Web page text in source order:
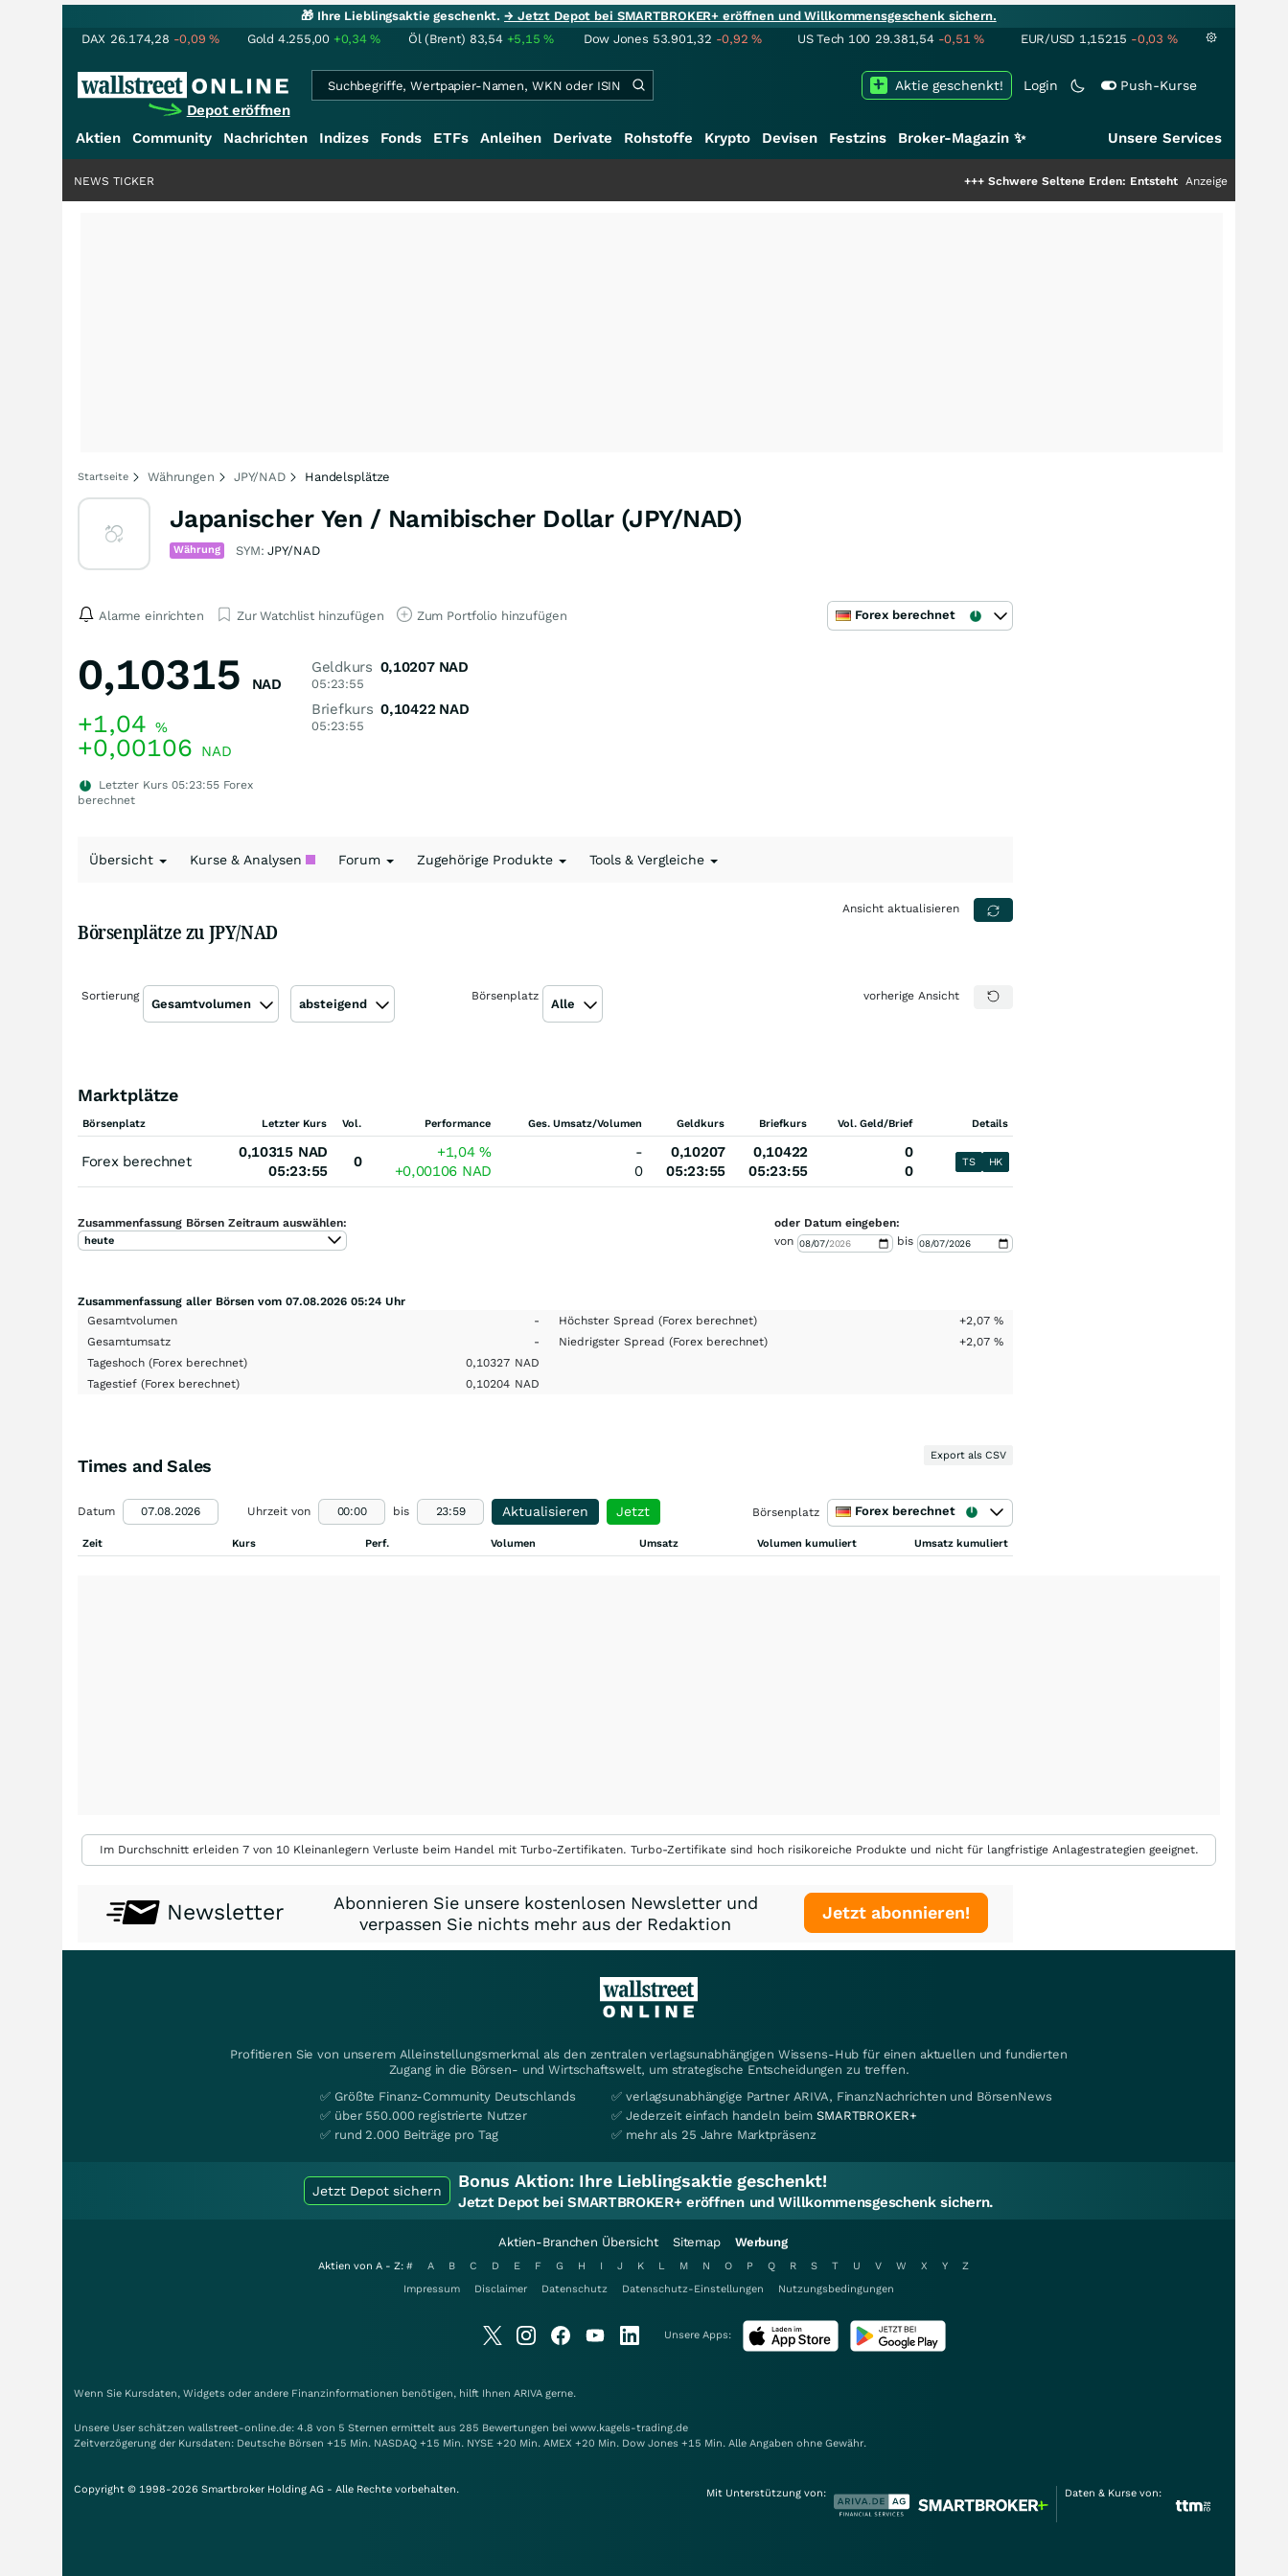
🎁 Ihre Lieblingsaktie geschenkt.→ Jetzt Depot bei SMARTBROKER+ eröffnen und Willkommensgeschenk sichern.
DAX 26.174,28 -0,09% Gold 4.255,00 +0,34% Öl (Brent) 83,54 +5,15% Dow Jones 53.901,32 -0,92% US Tech 100 29.381,54 -0,51% EUR/USD 1,15215 -0,03 %
Depot eröffnen
Login Push-Kurse
Aktie geschenkt!
Aktien Community Nachrichten Indizes Fonds ETFs Anleihen Derivate Rohstoffe Krypto Devisen Festzins Broker-Magazin ✨ Unsere Services
Schwere Seltene Erden: Entsteht hier die nächste
Anzeige
NEWS TICKER
Startseite Währungen JPY/NAD Handelsplätze
Japanischer Yen / Namibischer Dollar (JPY/NAD)
Währung SYM:JPY/NAD
Alarme einrichten Zur Watchlist hinzufügen Zum Portfolio hinzufügen Forex berechnet
0,10315 NAD
+1,04 %
+0,00106 NAD
Letzter Kurs 05:23:55 Forex
berechnet
Geldkurs
05:23:55
0,10207 NAD
Briefkurs
05:23:55
0,10422 NAD
Übersicht Kurse & Analysen Forum Zugehörige Produkte Tools & Vergleiche
Börsenplätze zu JPY/NAD
Ansicht aktualisieren
Sortierung
Gesamtvolumen absteigend
Börsenplatz
Alle
vorherige Ansicht
Marktplätze
Börsenplatz Letzter Kurs Vol. Performance Ges. Umsatz/Volumen Geldkurs Briefkurs Vol. Geld/Brief Details
Forex berechnet
0,10315 NAD
05:23:55
0
+1,04%
+0,00106 NAD
-
0
0,10207
05:23:55
0,10422
05:23:55
0
0
TS HK
Zusammenfassung Börsen Zeitraum auswählen:
heute
oder Datum eingeben:
von
bis
Zusammenfassung aller Börsen vom 07.08.2026 05:24 Uhr
Gesamtvolumen
- Höchster Spread(Forex berechnet) +2,07 %
Gesamtumsatz
- Niedrigster Spread(Forex berechnet) +2,07 %
Tageshoch (Forex berechnet) 0,10327 NAD
Tagestief (Forex berechnet) 0,10204 NAD
Times and Sales
Export als CSV
Datum Uhrzeit von bis Aktualisieren Jetzt Börsenplatz Forex berechnet
Zeit Kurs Perf. Volumen Umsatz Volumen kumuliert Umsatz kumuliert
Im Durchschnitt erleiden 7 von 10 Kleinanlegern Verluste beim Handel mit Turbo-Zertifikaten. Turbo-Zertifikate sind hoch risikoreiche Produkte und nicht für langfristige Anlagestrategien geeignet.
Newsletter
Abonnieren Sie unsere kostenlosen Newsletter und
verpassen Sie nichts mehr aus der Redaktion
Jetzt abonnieren!
Profitieren Sie von unserem Alleinstellungsmerkmal als den zentralen verlagsunabhängigen Wissens-Hub für einen aktuellen und fundierten
Zugang in die Börsen- und Wirtschaftswelt, um strategische Entscheidungen zu treffen.
✅ Größte Finanz-Community Deutschlands
✅ über 550.000 registrierte Nutzer
✅ rund 2.000 Beiträge pro Tag
✅ verlagsunabhängige Partner ARIVA, FinanzNachrichten und BörsenNews
✅ Jederzeit einfach handeln beimSMARTBROKER+
✅ mehr als 25 Jahre Marktpräsenz
Jetzt Depot sichern Bonus Aktion: Ihre Lieblingsaktie geschenkt!
Jetzt Depot bei SMARTBROKER+ eröffnen und Willkommensgeschenk sichern.
Aktien-Branchen Übersicht Sitemap Werbung
Aktien von A - Z: # A B C D E F G H I J K L M N O P Q R S T U V W X Y
Z
Impressum
Disclaimer Datenschutz Datenschutz-Einstellungen Nutzungsbedingungen
Unsere Apps:
Wenn Sie Kursdaten, Widgets oder andere Finanzinformationen benötigen, hilft Ihnen ARIVA gerne.
Unsere User schätzen wallstreet-online.de: 4.8 von 5 Sternen ermittelt aus 285 Bewertungen bei www.kagels-trading.de
Zeitverzögerung der Kursdaten: Deutsche Börsen +15 Min. NASDAQ +15 Min. NYSE +20 Min. AMEX +20 Min. Dow Jones +15 Min. Alle Angaben ohne Gewähr.
Copyright © 1998-2026 Smartbroker Holding AG - Alle Rechte vorbehalten. Mit Unterstützung von: Daten & Kurse von: